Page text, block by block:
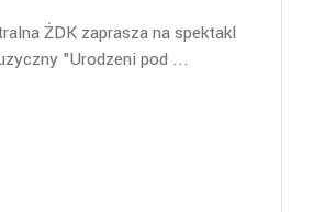
ŻDK zaprasza na spektakl
"Urodzeni pod